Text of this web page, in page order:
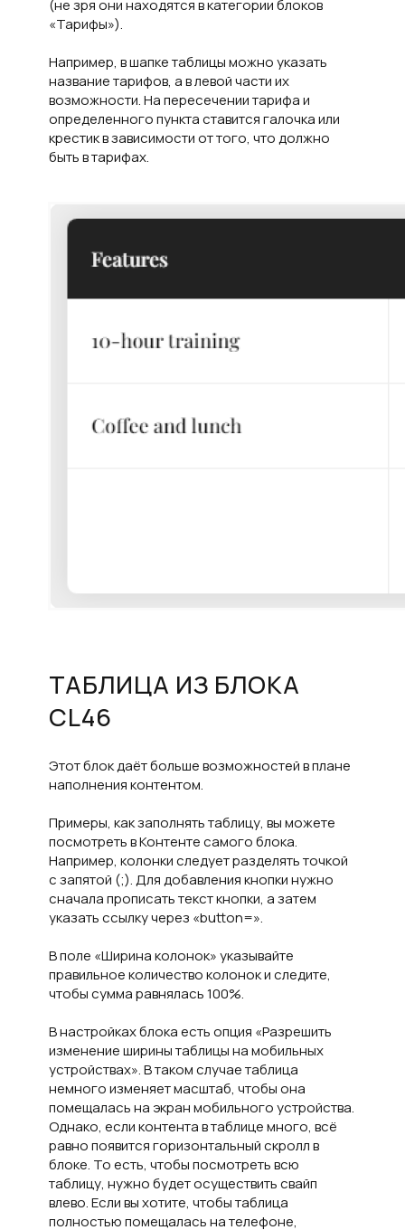
(не зря они находятся в категории блоков
«Тарифы»).
Например, в шапке таблицы можно указать
название тарифов, а в левой части их
возможности. На пересечении тарифа и
определенного пункта ставится галочка или
крестик в зависимости от того, что должно
быть в тарифах.
ТАБЛИЦА ИЗ БЛОКА
CL46
Этот блок даёт больше возможностей в плане
наполнения контентом.
Примеры, как заполнять таблицу, вы можете
посмотреть в Контенте самого блока.
Например, колонки следует разделять точкой
с запятой (;). Для добавления кнопки нужно
сначала прописать текст кнопки, а затем
указать ссылку через «button=».
В поле «Ширина колонок» указывайте
правильное количество колонок и следите,
чтобы сумма равнялась 100%.
В настройках блока есть опция «Разрешить
изменение ширины таблицы на мобильных
устройствах». В таком случае таблица
немного изменяет масштаб, чтобы она
помещалась на экран мобильного устройства.
Однако, если контента в таблице много, всё
равно появится горизонтальный скролл в
блоке. То есть, чтобы посмотреть всю
таблицу, нужно будет осуществить свайп
влево. Если вы хотите, чтобы таблица
полностью помещалась на телефоне,